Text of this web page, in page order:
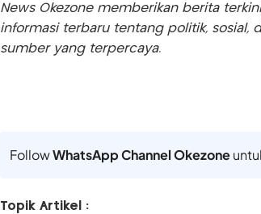
News Okezone memberikan berita
informasi terbaru tentang politik, sosial,
sumber yang terpercaya.
FollowWhatsApp Channel Okezone
Topik Artikel :